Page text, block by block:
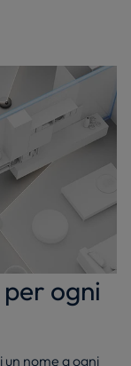
ogni
un nome a ogni